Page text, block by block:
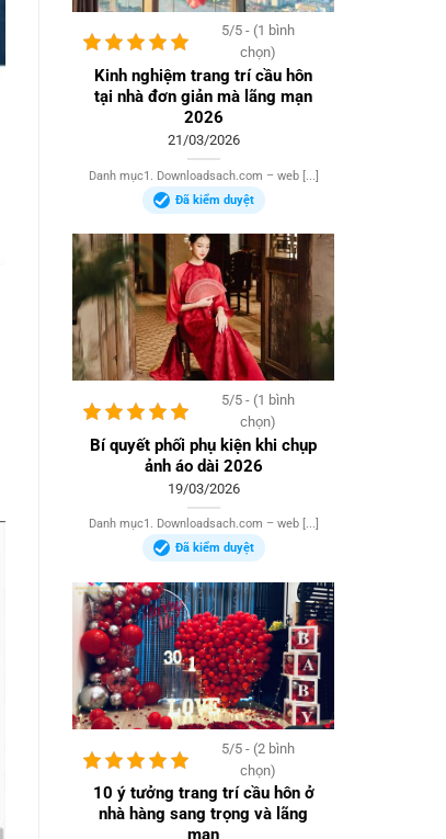
5/5 - (1 bình
chọn)
Kinh nghiệm trang trí cầu hôn
tại nhà đơn giản mà lãng mạn
2026
21/03/2026
Danh mục1. Downloadsach.com – web [...]
Đã kiểm duyệt
5/5 - (1 bình
chọn)
Bí quyết phối phụ kiện khi chụp
ảnh áo dài 2026
19/03/2026
Danh mục1. Downloadsach.com – web [...]
Đã kiểm duyệt
5/5 - (2 bình
chọn)
10 ý tưởng trang trí cầu hôn ở
nhà hàng sang trọng và lãng
mạn